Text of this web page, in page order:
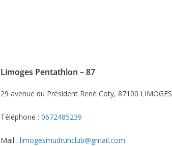
Limoges Pentathlon – 87
29 avenue du Président René Coty, 87100 LIMOGES
Téléphone :0672485239
Mail :limogesmudrunclub@gmail.com